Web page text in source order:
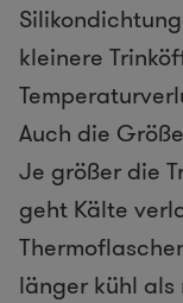
kleinere
Auch die
Je größer die
geht Kälte
länger kühl als